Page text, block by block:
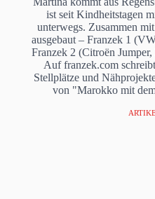
ist seit Kindheitstagen
unterwegs. Zusammen
ausgebaut – Franzek 1
Franzek 2 (Citroën
Auf franzek.com
Stellplätze und
von "Marokko mit